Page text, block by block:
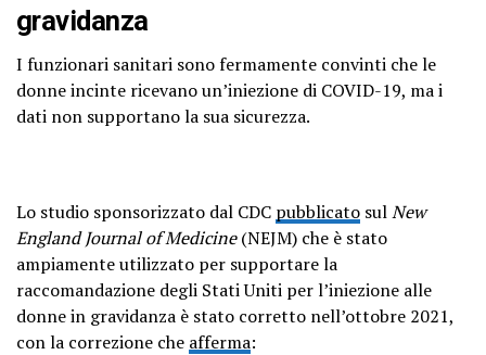
gravidanza
I funzionari sanitari sono fermamente convinti che le
donne incinte ricevano un’iniezione di COVID-19, ma i
dati non supportano la sua sicurezza.
Lo studio sponsorizzato dal CDC pubblicato sulNew
England Journal of Medicine(NEJM) che è stato
ampiamente utilizzato per supportare la
raccomandazione degli Stati Uniti per l’iniezione alle
donne in gravidanza è stato corretto nell’ottobre 2021,
con la correzione che afferma: